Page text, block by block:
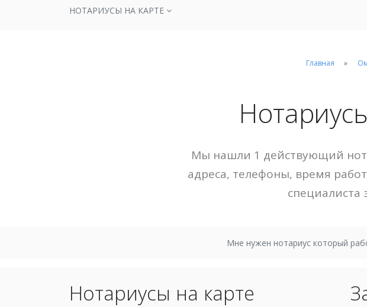
НОТАРИУСЫ НА КАРТЕ
Главная
Мы нашли 1 действующий
адреса, телефоны, время
специалиста
Мне нужен нотариус который
Нотариусы на карте